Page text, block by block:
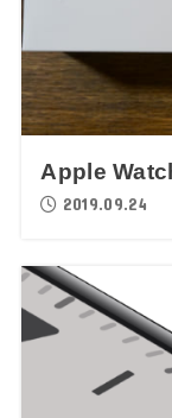
Apple
2019.09.24